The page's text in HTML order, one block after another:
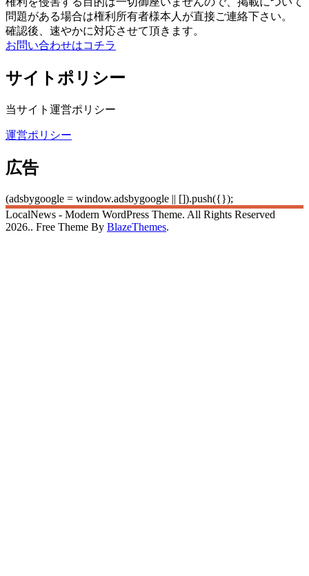
問題がある場合は権利所有者様本人が直接ご連絡下さい。
確認後、速やかに対応させて頂きます。
お問い合わせはコチラ
サイトポリシー
当サイト運営ポリシー
運営ポリシー
広告
(adsbygoogle = window.adsbygoogle || []).push({});
LocalNews - Modern WordPress Theme. All Rights Reserved
2026.. Free Theme By BlazeThemes.